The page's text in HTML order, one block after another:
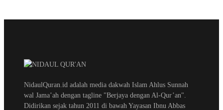
NidaulQuran.id adalah media dakwah Islam Ahlus Sunnah
wal Jama’ah dengan tagline "Berjaya dengan Al-Qur’an".
Didirikan sejak tahun 2011 di bawah Yayasan Ibnu Abbas